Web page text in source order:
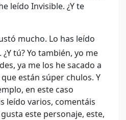
leído Invisible. ¿Y te
mucho. Lo has leído
tú? Yo también, yo me
ya me los he sacado a
están súper chulos. Y
en este caso
leído varios, comentáis
este personaje, este,